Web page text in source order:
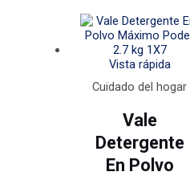
Vista rápida
Cuidado del hogar
Vale
Detergente
En Polvo